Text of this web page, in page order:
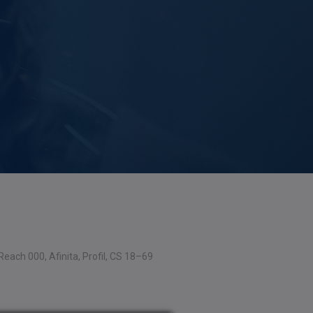
000, Afinita, Profil, CS 18–69